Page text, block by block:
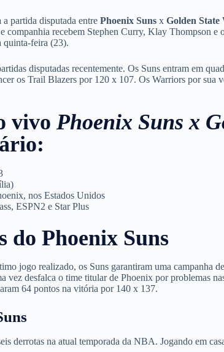
a partida disputada entrePhoenix Suns xGolden
recebem Stephen Curry, Klay Thompson e
quinta-feira (23).
disputadas recentemente. Os Suns entram em
os Trail Blazers por 120 x 107. Os Warriors por sua
vivoPhoenix Suns x
nos Estados Unidos
ESPN2 e Star Plus
do Phoenix Suns
jogo realizado, os Suns garantiram uma campanha
vez desfalca o time titular de Phoenix por problemas
64 pontos na vitória por 140 x 137.
derrotas na atual temporada da NBA. Jogando em